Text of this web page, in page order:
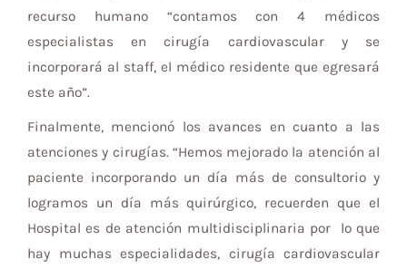
recurso humano “contamos con 4 médicos
especialistas en cirugía cardiovascular y se
incorporará al staff, el médico residente que egresará
este año”.
Finalmente, mencionó los avances en cuanto a las
atenciones y cirugías. “Hemos mejorado la atención al
paciente incorporando un día más de consultorio y
logramos un día más quirúrgico, recuerden que el
Hospital es de atención multidisciplinaria por lo que
hay muchas especialidades, cirugía cardiovascular